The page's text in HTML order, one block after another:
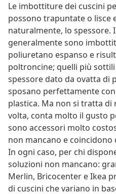
Le imbottiture dei cuscini
possono trapuntate o lisce
naturalmente, lo spessore.
generalmente sono
poliuretano espanso e
poltroncine; quelli più
spessore dato da ovatta di
sposano perfettamente
plastica. Ma non si tratta
volta, conta molto il gusto
sono accessori molto
non mancano e
In ogni caso, per chi
soluzioni non mancano:
Merlin, Bricocenter e Ikea
di cuscini che variano in